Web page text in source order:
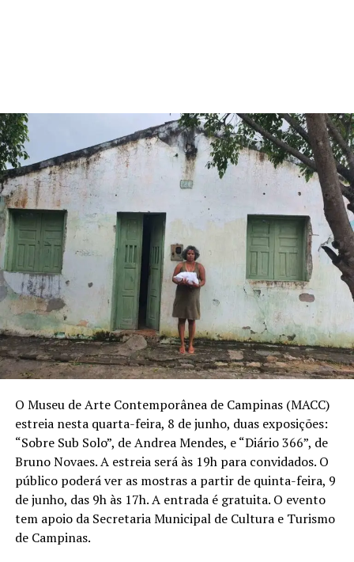
O Museu de Arte Contemporânea de Campinas (MACC)
estreia nesta quarta-feira, 8 de junho, duas exposições:
“Sobre Sub Solo”, de Andrea Mendes, e “Diário 366”, de
Bruno Novaes. A estreia será às 19h para convidados. O
público poderá ver as mostras a partir de quinta-feira, 9
de junho, das 9h às 17h. A entrada é gratuita. O evento
tem apoio da Secretaria Municipal de Cultura e Turismo
de Campinas.